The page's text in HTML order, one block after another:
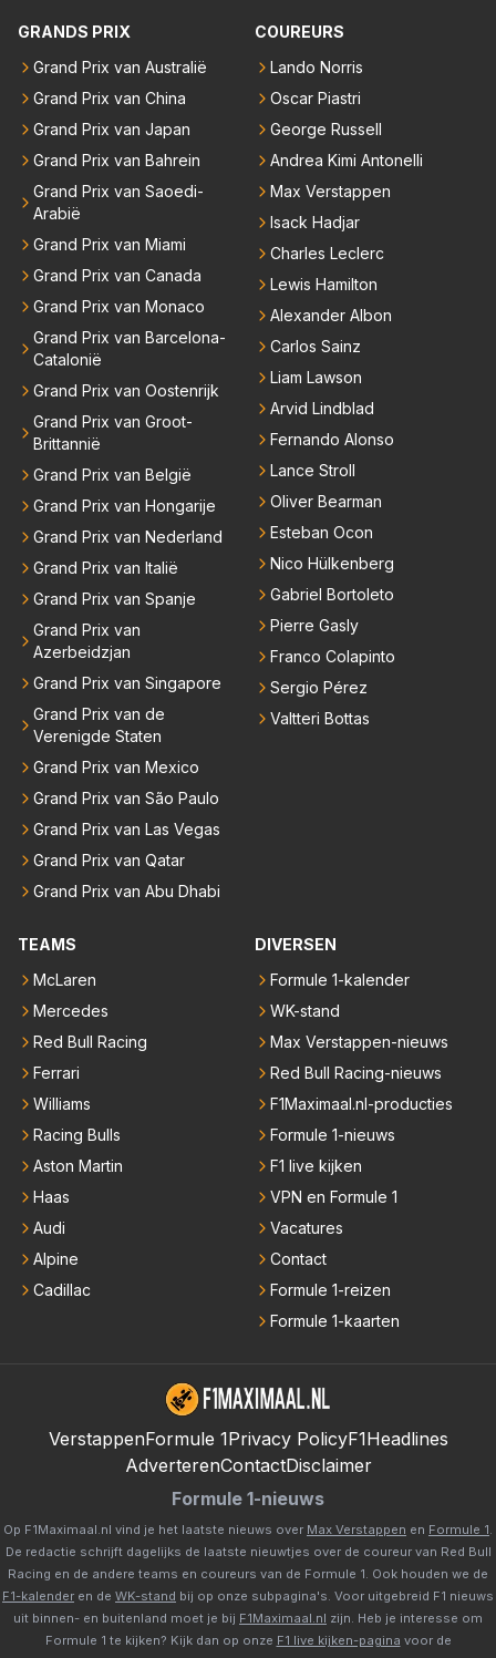
GRANDS PRIX
Grand Prix van Australië
Grand Prix van China
Grand Prix van Japan
Grand Prix van Bahrein
Grand Prix van Saoedi-
Arabië
Grand Prix van Miami
Grand Prix van Canada
Grand Prix van Monaco
Grand Prix van Barcelona-
Catalonië
Grand Prix van Oostenrijk
Grand Prix van Groot-
Brittannië
Grand Prix van België
Grand Prix van Hongarije
Grand Prix van Nederland
Grand Prix van Italië
Grand Prix van Spanje
Grand Prix van
Azerbeidzjan
Grand Prix van Singapore
Grand Prix van de
Verenigde Staten
Grand Prix van Mexico
Grand Prix van São Paulo
Grand Prix van Las Vegas
Grand Prix van Qatar
Grand Prix van Abu Dhabi
COUREURS
Lando Norris
Oscar Piastri
George Russell
Andrea Kimi Antonelli
Max Verstappen
Isack Hadjar
Charles Leclerc
Lewis Hamilton
Alexander Albon
Carlos Sainz
Liam Lawson
Arvid Lindblad
Fernando Alonso
Lance Stroll
Oliver Bearman
Esteban Ocon
Nico Hülkenberg
Gabriel Bortoleto
Pierre Gasly
Franco Colapinto
Sergio Pérez
Valtteri Bottas
TEAMS
McLaren
Mercedes
Red Bull Racing
Ferrari
Williams
Racing Bulls
Aston Martin
Haas
Audi
Alpine
Cadillac
DIVERSEN
Formule 1-kalender
WK-stand
Max Verstappen-nieuws
Red Bull Racing-nieuws
F1Maximaal.nl-producties
Formule 1-nieuws
F1 live kijken
VPN en Formule 1
Vacatures
Contact
Formule 1-reizen
Formule 1-kaarten
VerstappenFormule 1Privacy PolicyF1Headlines
AdverterenContactDisclaimer
Formule 1-nieuws
Op F1Maximaal.nl vind je het laatste nieuws over Max Verstappen en Formule 1
De redactie schrijft dagelijks de laatste nieuwtjes over de coureur van Red Bull
Racing en de andere teams en coureurs van de Formule 1. Ook houden we de
F1-kalender en de WK-stand bij op onze subpagina's. Voor uitgebreid F1 nieuws
uit binnen- en buitenland moet je bij F1Maximaal.nl zijn. Heb je interesse om
Formule 1 te kijken? Kijk dan op onze F1 live kijken-pagina voor de